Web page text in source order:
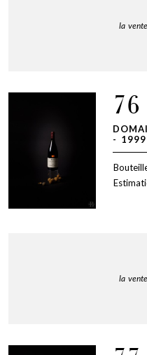
la
76
- 1999
la